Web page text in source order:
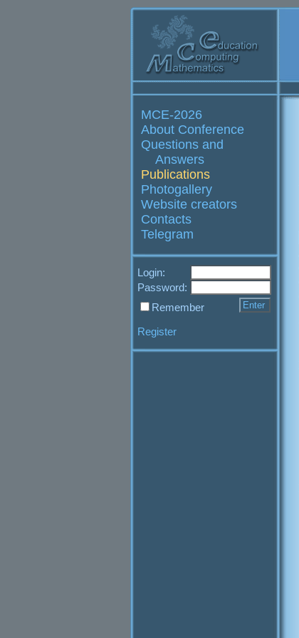
MCE-2026
About Conference
Questions and
Answers
Publications
Photogallery
Website creators
Contacts
Telegram
Login:
Password:
Remember
Register